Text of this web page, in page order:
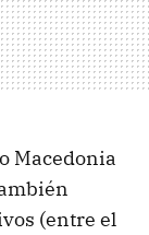
Macedonia
(entre el